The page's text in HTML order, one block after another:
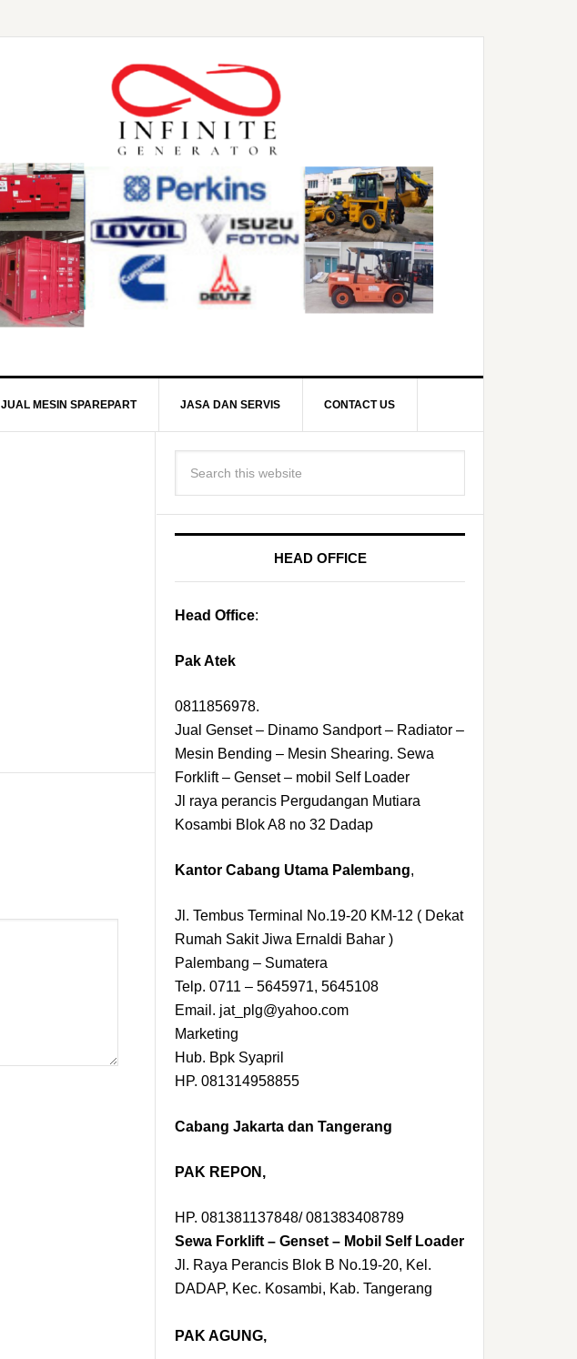
JUAL MESIN SPAREPART JASA DAN SERVIS CONTACT US
HEAD OFFICE
Head Office:
Pak Atek
0811856978.
Jual Genset – Dinamo Sandport – Radiator –
Mesin Bending – Mesin Shearing. Sewa
Forklift – Genset – mobil Self Loader
Jl raya perancis Pergudangan Mutiara
Kosambi Blok A8 no 32 Dadap
Kantor Cabang Utama Palembang,
Jl. Tembus Terminal No.19-20 KM-12 ( Dekat
Rumah Sakit Jiwa Ernaldi Bahar )
Palembang – Sumatera
Telp. 0711 – 5645971, 5645108
Email. jat_plg@yahoo.com
Marketing
Hub. Bpk Syapril
HP. 081314958855
Cabang Jakarta dan Tangerang
PAK REPON,
HP. 081381137848/ 081383408789
Sewa Forklift – Genset – Mobil Self Loader
Jl. Raya Perancis Blok B No.19-20, Kel.
DADAP, Kec. Kosambi, Kab. Tangerang
PAK AGUNG,